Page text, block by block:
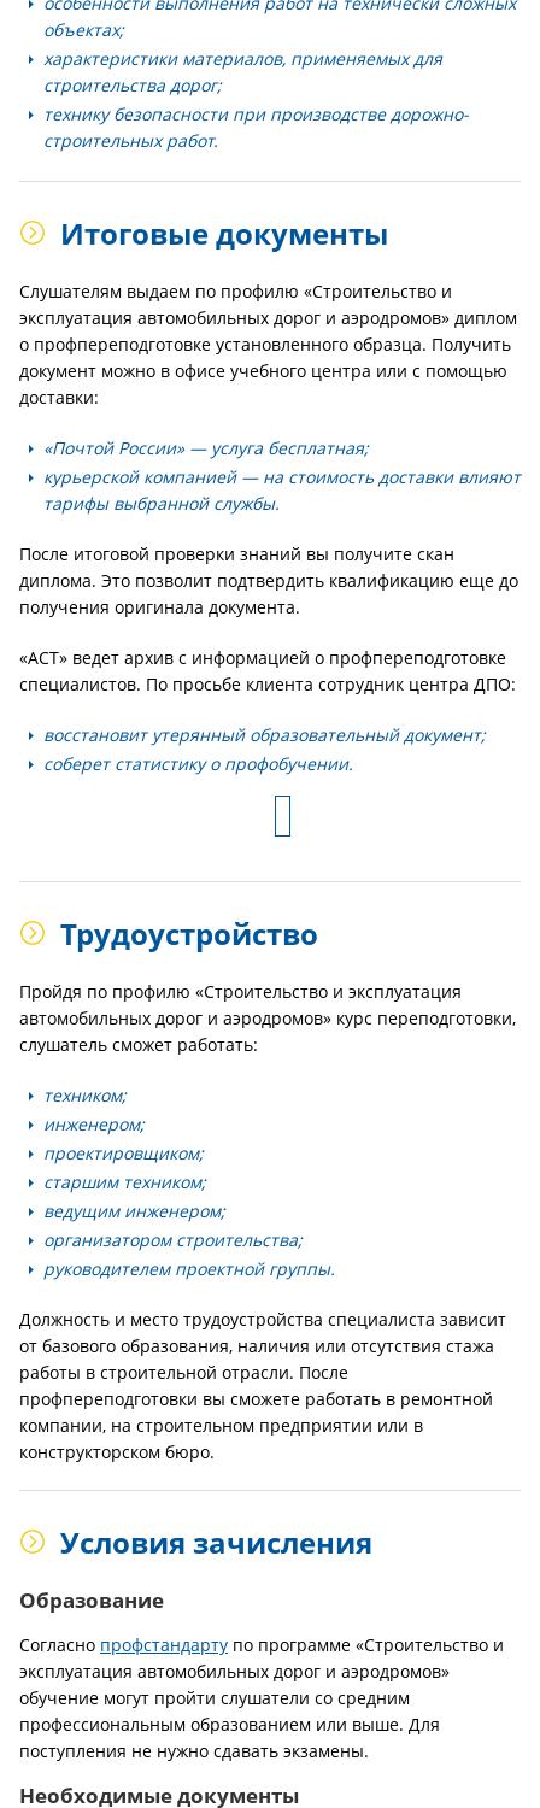
объектах;
характеристики материалов, применяемых для
строительства дорог;
технику безопасности при производстве дорожно-
строительных работ.
Итоговые документы
Слушателям выдаем по профилю «Строительство и
эксплуатация автомобильных дорог и аэродромов» диплом
о профпереподготовке установленного образца. Получить
документ можно в офисе учебного центра или с помощью
доставки:
«Почтой России» — услуга бесплатная;
курьерской компанией — на стоимость доставки влияют
тарифы выбранной службы.
После итоговой проверки знаний вы получите скан
диплома. Это позволит подтвердить квалификацию еще до
получения оригинала документа.
«АСТ» ведет архив с информацией о профпереподготовке
специалистов. По просьбе клиента сотрудник центра ДПО:
восстановит утерянный образовательный документ;
соберет статистику о профобучении.
Трудоустройство
Пройдя по профилю «Строительство и эксплуатация
автомобильных дорог и аэродромов» курс переподготовки,
слушатель сможет работать:
техником;
инженером;
проектировщиком;
старшим техником;
ведущим инженером;
организатором строительства;
руководителем проектной группы.
Должность и место трудоустройства специалиста зависит
от базового образования, наличия или отсутствия стажа
работы в строительной отрасли. После
профпереподготовки вы сможете работать в ремонтной
компании, на строительном предприятии или в
конструкторском бюро.
Условия зачисления
Образование
Согласно профстандарту по программе «Строительство и
эксплуатация автомобильных дорог и аэродромов»
обучение могут пройти слушатели со средним
профессиональным образованием или выше. Для
поступления не нужно сдавать экзамены.
Необходимые документы